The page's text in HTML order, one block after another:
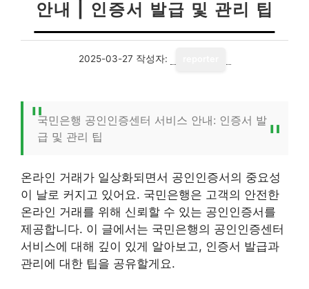
안내 | 인증서 발급 및 관리 팁
2025-03-27 작성자:
국민은행 공인인증센터 서비스 안내: 인증서 발
급 및 관리 팁
온라인 거래가 일상화되면서 공인인증서의 중요성
이 날로 커지고 있어요. 국민은행은 고객의 안전한
온라인 거래를 위해 신뢰할 수 있는 공인인증서를
제공합니다. 이 글에서는 국민은행의 공인인증센터
서비스에 대해 깊이 있게 알아보고, 인증서 발급과
관리에 대한 팁을 공유할게요.